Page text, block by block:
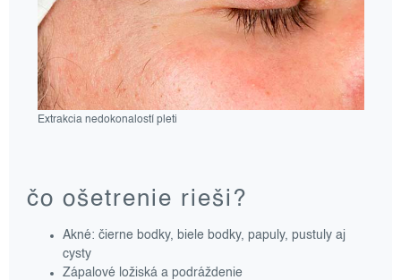
Extrakcia nedokonalostí pleti
čo ošetrenie rieši?
Akné: čierne bodky, biele bodky, papuly, pustuly aj
cysty
Zápalové ložiská a podráždenie